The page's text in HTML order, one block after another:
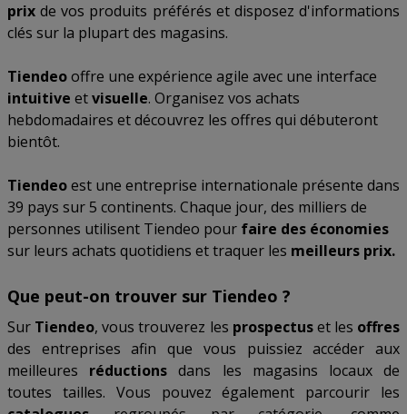
prix de vos produits préférés et disposez d'informations
clés sur la plupart des magasins.
Tiendeooffre une expérience agile avec une interface
intuitive etvisuelle. Organisez vos achats
hebdomadaires et découvrez les offres qui débuteront
bientôt.
Tiendeoest une entreprise internationale présente dans
39 pays sur 5 continents. Chaque jour, des milliers de
personnes utilisent Tiendeo pour faire des économies
sur leurs achats quotidiens et traquer les meilleurs prix.
Que peut-on trouver sur Tiendeo ?
Sur Tiendeo, vous trouverez les prospectuset les offres
des entreprises afin que vous puissiez accéder aux
meilleures réductions dans les magasins locaux de
toutes tailles. Vous pouvez également parcourir les